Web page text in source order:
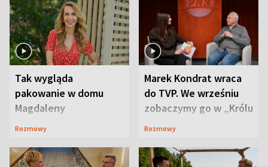
Tak wygląda
pakowanie w domu
Magdaleny
Waligórskiej-Lisieckiej.
Rozmowy
Marek Kondrat wraca
do TVP. We wrześniu
zobaczymy go w „Królu
Maciusiu I”
Rozmowy